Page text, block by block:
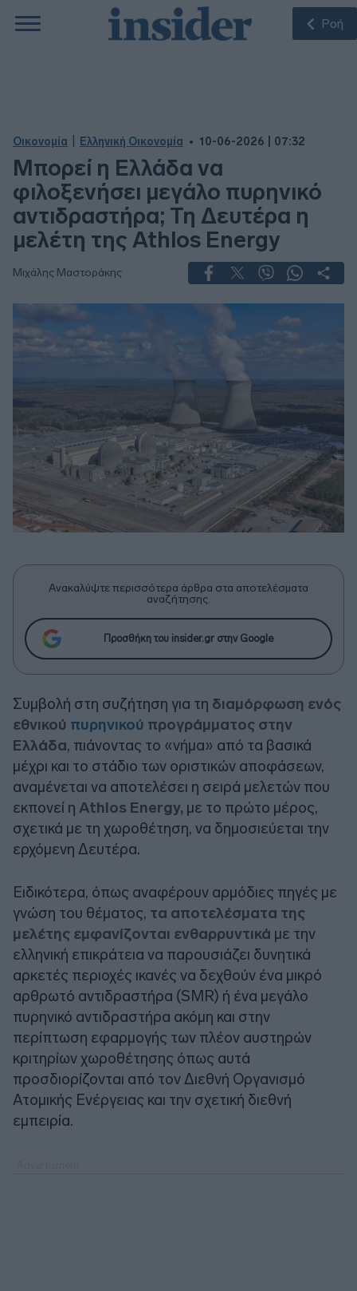
Ροή
Οικονομία Ελληνική Οικονομία 10-06-2026 | 07:32
Μπορεί η Ελλάδα να
φιλοξενήσει μεγάλο πυρηνικό
αντιδραστήρα; Τη Δευτέρα η
μελέτη της Athlos Energy
Μιχάλης Μαστοράκης
Ανακαλύψτε περισσότερα άρθρα στα αποτελέσματα
αναζήτησης.
Προσθήκη του insider.gr στην Google
Συμβολή στη συζήτηση για τη διαμόρφωση ενός
εθνικού πυρηνικού προγράμματος στην
Ελλάδα, πιάνοντας το «νήμα» από τα βασικά
μέχρι και το στάδιο των οριστικών αποφάσεων,
αναμένεται να αποτελέσει η σειρά μελετών που
εκπονεί η Athlos Energy, με το πρώτο μέρος,
σχετικά με τη χωροθέτηση, να δημοσιεύεται την
ερχόμενη Δευτέρα.
Ειδικότερα, όπως αναφέρουν αρμόδιες πηγές με
γνώση του θέματος, τα αποτελέσματα της
μελέτης εμφανίζονται ενθαρρυντικά με την
ελληνική επικράτεια να παρουσιάζει δυνητικά
αρκετές περιοχές ικανές να δεχθούν ένα μικρό
αρθρωτό αντιδραστήρα (SMR) ή ένα μεγάλο
πυρηνικό αντιδραστήρα ακόμη και στην
περίπτωση εφαρμογής των πλέον αυστηρών
κριτηρίων χωροθέτησης όπως αυτά
προσδιορίζονται από τον Διεθνή Οργανισμό
Ατομικής Ενέργειας και την σχετική διεθνή
εμπειρία.